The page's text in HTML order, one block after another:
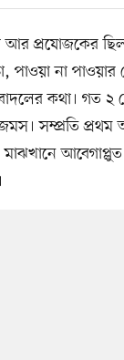
আর প্রযোজকের
না পাওয়ার
কথা। গত ২
সম্প্রতি